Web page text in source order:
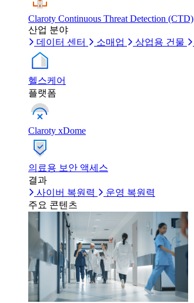
Claroty Continuous Threat Detection (CTD)
산업 분야
데이터 센터
소매업 상업용 건물
헬스케어
플랫폼
Claroty xDome
의료용 보안 액세스
결과
사이버 복원력
운영 복원력
주요 콘텐츠